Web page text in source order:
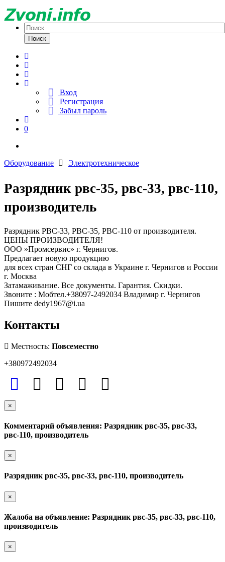
Поиск
Вход
Регистрация
Забыл пароль
0
Оборудование Электротехническое
Разрядник рвс-35, рвс-33, рвс-110,
производитель
Разрядник РВС-33, РВС-35, РВС-110 от производителя.
ЦЕНЫ ПРОИЗВОДИТЕЛЯ!
ООО »Промсервис» г. Чернигов.
Предлагает новую продукцию
для всех стран СНГ со склада в Украине г. Чернигов и России
г. Москва
Затамаживание. Все документы. Гарантия. Скидки.
Звоните : Мобтел.+38097-2492034 Владимир г. Чернигов
Пишите dedy1967@i.ua
Контакты
Местность: Повсеместно
+380972492034
×
Комментарий объявления: Разрядник рвс-35, рвс-33,
рвс-110, производитель
×
Разрядник рвс-35, рвс-33, рвс-110, производитель
×
Жалоба на объявление: Разрядник рвс-35, рвс-33, рвс-110,
производитель
×